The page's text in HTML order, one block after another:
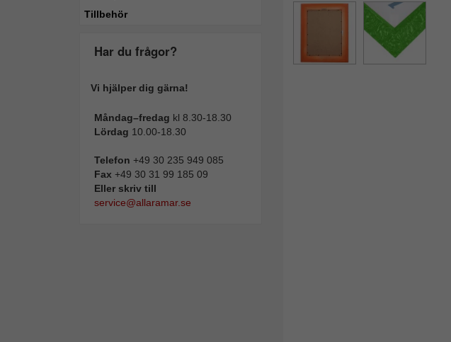
Tillbehör
Har du frågor?
Vi hjälper dig gärna!
Måndag–fredag kl 8.30-18.30
Lördag 10.00-18.30
Telefon +49 30 235 949 085
Fax +49 30 31 99 185 09
Eller skriv till
service@allaramar.se